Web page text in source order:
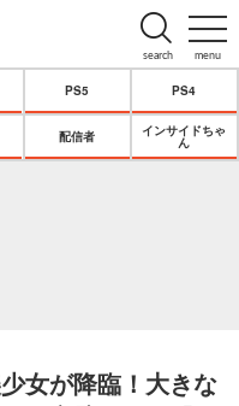
menu
search
PS5 PS4
配信者
インサイドちゃ
ん
女が降臨！大きな